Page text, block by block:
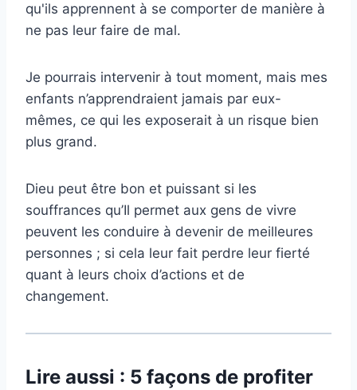
qu'ils apprennent à se comporter de manière à
ne pas leur faire de mal.
Je pourrais intervenir à tout moment, mais mes
enfants n’apprendraient jamais par eux-
mêmes, ce qui les exposerait à un risque bien
plus grand.
Dieu peut être bon et puissant si les
souffrances qu’Il ​​permet aux gens de vivre
peuvent les conduire à devenir de meilleures
personnes ; si cela leur fait perdre leur fierté
quant à leurs choix d’actions et de
changement.
Lire aussi : 5 façons de profiter